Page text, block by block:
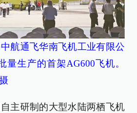
航通飞华南飞机工业有限公
量生产的首架AG600飞机。
主研制的大型水陆两栖飞机